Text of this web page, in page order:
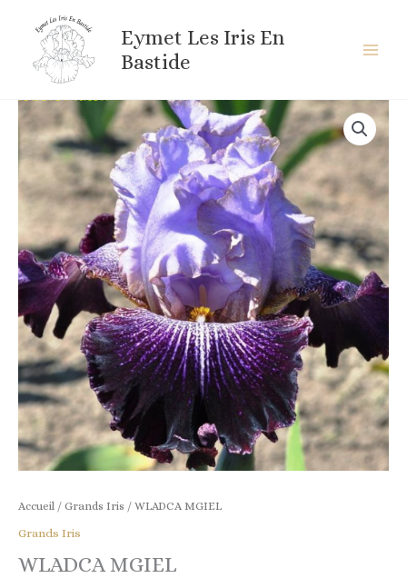
contenu
Eymet Les Iris En
Bastide
Accueil / Grands Iris / WLADCA MGIEL
Grands Iris
WLADCA MGIEL